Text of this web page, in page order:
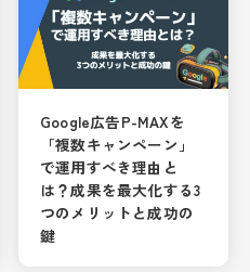
Google広告P-MAXを
「複数キャンペーン」
で運用すべき理由と
は？成果を最大化する3
つのメリットと成功の
鍵